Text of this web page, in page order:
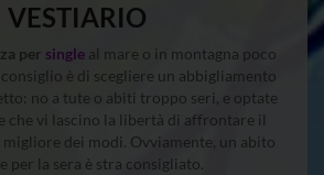
VESTIARIO
per singleal mare o in montagna poco
è di scegliere un abbigliamento
no a tute o abiti troppo seri, e optate
che vi lascino la libertà di affrontare il
migliore dei modi. Ovviamente, un abito
per la sera è stra consigliato.